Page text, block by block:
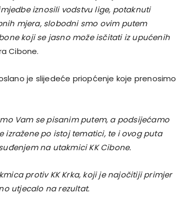
iznosili vodstvu lige, potaknuti
mjera, slobodni smo ovim putem
koji se jasno može isčitati iz upućenih
Cibone.
je slijedeće priopćenje koje prenosimo
Vam se pisanim putem, a podsijećamo
izražene po istoj tematici, te i ovog puta
na utakmici KK Cibone.
protiv KK Krka, koji je najočitiji primjer
utjecalo na rezultat.